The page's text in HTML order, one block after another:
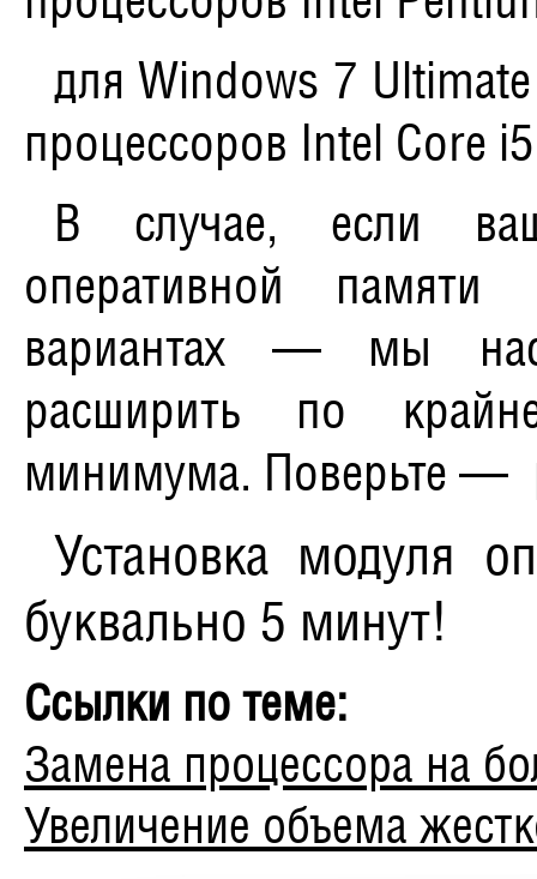
для Windows 7
процессоров Intel Core
В случае, если
оперативной
вариантах — мы
расширить по
минимума. Поверьте —
Установка модуля
буквально 5 минут!
Ссылки по теме:
Замена процессора на
Увеличение объема